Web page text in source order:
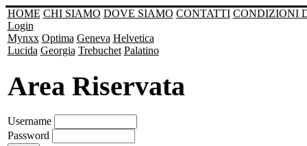
HOME CHI SIAMO DOVE SIAMO CONTATTI CONDIZIONI
Login
Mynxx Optima Geneva Helvetica
Lucida Georgia Trebuchet Palatino
Area Riservata
Username
Password